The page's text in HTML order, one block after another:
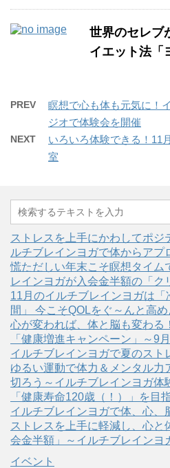
世界のセレブ
イエット法「
PREV
瞑想で心も体も元気に！
ジオで体験会を開催
NEXT
いろいろ体験できる！11
室
ストレスを上手にかわしてポジ
ルチブレインヨガで体からアプ
慌ただしい年末こそ瞑想タイム
レインヨガが入会金半額の「ク
11月のイルチブレインヨガは「
間」 今こそQOLをぐ～んと高め
心が変われば、体と脳も変わる
「健康増進キャンペーン」～9
イルチブレインヨガで夏のスト
ゆるい運動で体力＆メンタル力
切ろう～イルチブレインヨガ体
「健康寿命120歳（！）」を目
イルチブレインヨガで体、心、
ストレスを上手に軽減し、心と
会金半額」～イルチブレインヨ
イベント